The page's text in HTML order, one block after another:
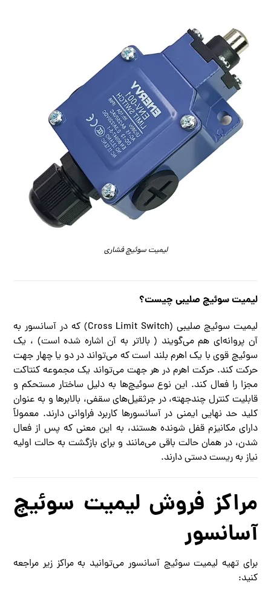
لیمیت سوئیچ فشاری
لیمیت سوئیچ صلیبی چیست؟
لیمیت سوئیچ صلیبی (Cross Limit Switch) که در آسانسور به
آن پروانه‌ای هم می‌گویند ( بالاتر به آن اشاره شده است) ، یک
سوئیچ قوی با یک اهرم بلند است که می‌تواند در دو یا چهار جهت
حرکت کند. حرکت اهرم در هر جهت می‌تواند یک مجموعه کنتاکت
مجزا را فعال کند. این نوع سوئیچ‌ها به دلیل ساختار مستحکم و
قابلیت کنترل چندجهته، در جرثقیل‌های سقفی، بالابرها و به عنوان
کلید حد نهایی ایمنی در آسانسورها کاربرد فراوانی دارند. معمولاً
دارای مکانیزم قفل شونده هستند، به این معنی که پس از فعال
شدن، در همان حالت باقی می‌مانند و برای بازگشت به حالت اولیه
نیاز به ریست دستی دارند.
مراکز فروش لیمیت سوئیچ
آسانسور
برای تهیه لیمیت سوئیچ آسانسور می‌توانید به مراکز زیر مراجعه
کنید: